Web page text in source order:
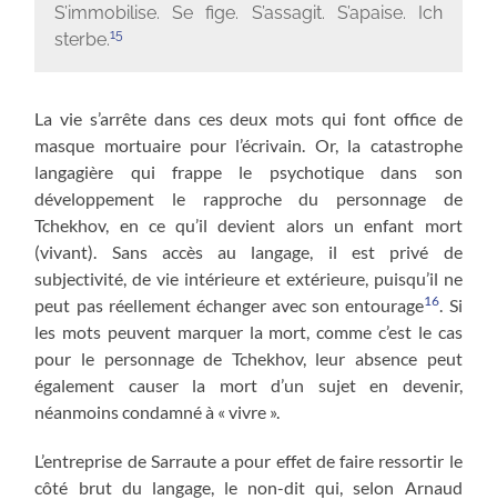
S’immobilise. Se fige. S’assagit. S’apaise. Ich
sterbe.15
La vie s’arrête dans ces deux mots qui font office de
masque mortuaire pour l’écrivain. Or, la catastrophe
langagière qui frappe le psychotique dans son
développement le rapproche du personnage de
Tchekhov, en ce qu’il devient alors un enfant mort
(vivant). Sans accès au langage, il est privé de
subjectivité, de vie intérieure et extérieure, puisqu’il ne
peut pas réellement échanger avec son entourage16. Si
les mots peuvent marquer la mort, comme c’est le cas
pour le personnage de Tchekhov, leur absence peut
également causer la mort d’un sujet en devenir,
néanmoins condamné à « vivre ».
L’entreprise de Sarraute a pour effet de faire ressortir le
côté brut du langage, le non-dit qui, selon Arnaud